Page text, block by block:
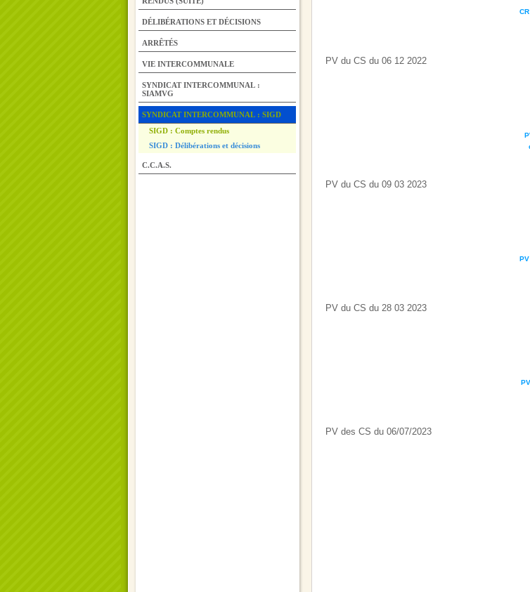
DÉLIBÉRATIONS ET DÉCISIONS
ARRÊTÉS
VIE INTERCOMMUNALE
SYNDICAT INTERCOMMUNAL :
SIAMVG
SYNDICAT INTERCOMMUNAL : SIGD
SIGD : Comptes rendus
SIGD : Délibérations et décisions
C.C.A.S.
PV du CS du 06 12 2022
PV du CS du 09 03 2023
PV du CS du 28 03 2023
PV des CS du 06/07/2023